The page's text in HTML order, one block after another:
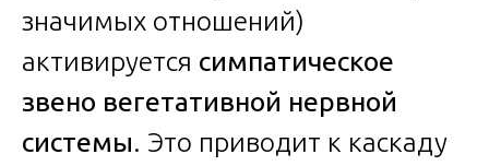
значимых отношений)
активируется симпатическое
звено вегетативной нервной
системы. Это приводит к каскаду